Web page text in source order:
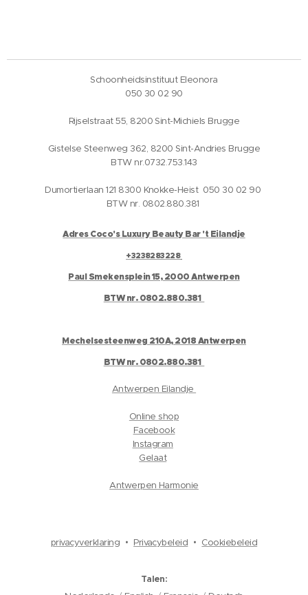
Schoonheidsinstituut Eleonora
050 30 02 90
Rijselstraat 55, 8200 Sint-Michiels Brugge
Gistelse Steenweg 362, 8200 Sint-Andries Brugge
BTW nr.0732.753.143
Dumortierlaan 121 8300 Knokke-Heist 050 30 02 90
BTW nr. 0802.880.381
Adres Coco's Luxury Beauty Bar 't Eilandje
+3238283228
Paul Smekensplein 15, 2000 Antwerpen
BTW nr. 0802.880.381
Mechelsesteenweg 210A, 2018 Antwerpen
BTW nr. 0802.880.381
Antwerpen Eilandje
Online shop
Facebook
Instagram
Gelaat
Antwerpen Harmonie
privacyverklaring Privacybeleid Cookiebeleid
Talen